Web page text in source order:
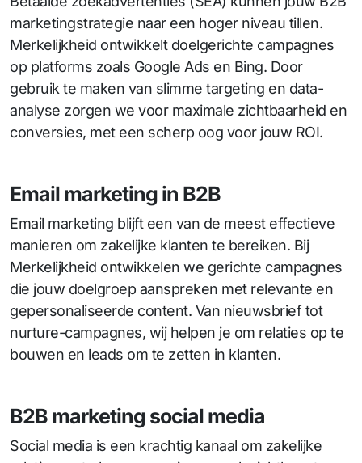
marketingstrategie naar een hoger niveau tillen.
Merkelijkheid ontwikkelt doelgerichte campagnes
op platforms zoals Google Ads en Bing. Door
gebruik te maken van slimme targeting en data-
analyse zorgen we voor maximale zichtbaarheid en
conversies, met een scherp oog voor jouw ROI.
Email marketing in B2B
Email marketing blijft een van de meest effectieve
manieren om zakelijke klanten te bereiken. Bij
Merkelijkheid ontwikkelen we gerichte campagnes
die jouw doelgroep aanspreken met relevante en
gepersonaliseerde content. Van nieuwsbrief tot
nurture-campagnes, wij helpen je om relaties op te
bouwen en leads om te zetten in klanten.
B2B marketing social media
Social media is een krachtig kanaal om zakelijke